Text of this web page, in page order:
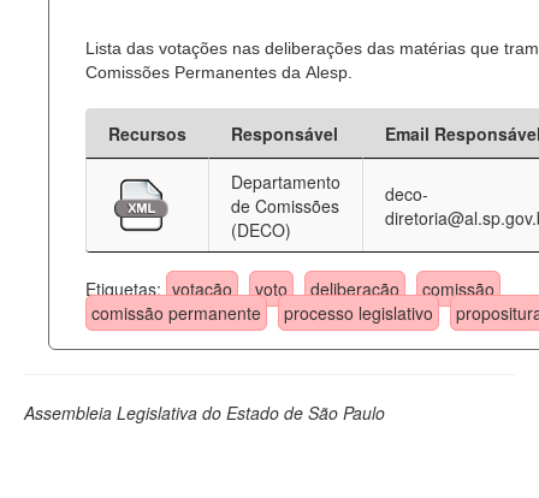
Lista das votações nas deliberações das matérias que
Comissões Permanentes da Alesp.
Recursos Responsável
Email
Departamento
de Comissões
(DECO)
deco-
Etiquetas: votação voto deliberação
comissão
comissão permanente
processo legislativo
Assembleia Legislativa do Estado de São Paulo